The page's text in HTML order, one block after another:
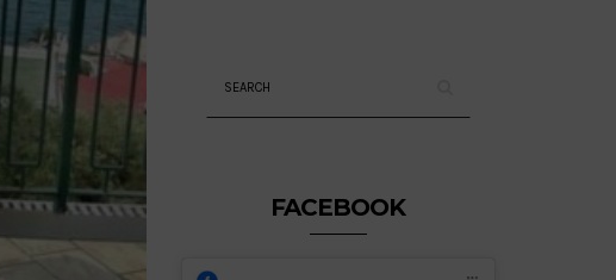
FACEBOOK